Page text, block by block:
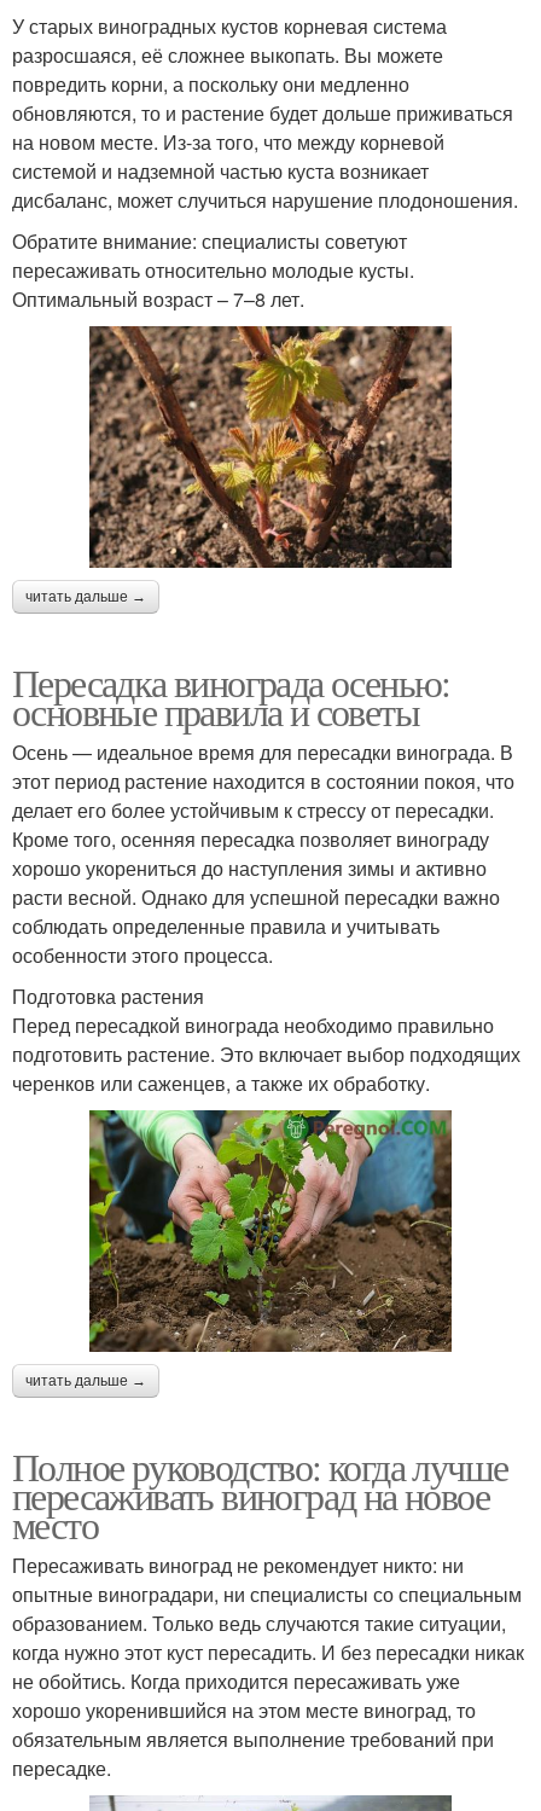
У старых виноградных кустов корневая система
разросшаяся, её сложнее выкопать. Вы можете
повредить корни, а поскольку они медленно
обновляются, то и растение будет дольше приживаться
на новом месте. Из-за того, что между корневой
системой и надземной частью куста возникает
дисбаланс, может случиться нарушение плодоношения.
Обратите внимание: специалисты советуют
пересаживать относительно молодые кусты.
Оптимальный возраст – 7–8 лет.
читать дальше →
Пересадка винограда осенью:
основные правила и советы
Осень — идеальное время для пересадки винограда. В
этот период растение находится в состоянии покоя, что
делает его более устойчивым к стрессу от пересадки.
Кроме того, осенняя пересадка позволяет винограду
хорошо укорениться до наступления зимы и активно
расти весной. Однако для успешной пересадки важно
соблюдать определенные правила и учитывать
особенности этого процесса.
Подготовка растения
Перед пересадкой винограда необходимо правильно
подготовить растение. Это включает выбор подходящих
черенков или саженцев, а также их обработку.
читать дальше →
Полное руководство: когда лучше
пересаживать виноград на новое
место
Пересаживать виноград не рекомендует никто: ни
опытные виноградари, ни специалисты со специальным
образованием. Только ведь случаются такие ситуации,
когда нужно этот куст пересадить. И без пересадки никак
не обойтись. Когда приходится пересаживать уже
хорошо укоренившийся на этом месте виноград, то
обязательным является выполнение требований при
пересадке.